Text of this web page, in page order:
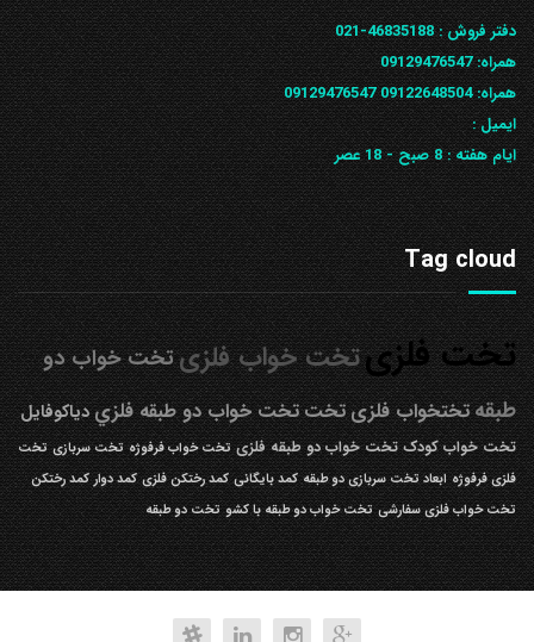
دفتر فروش :46835188-021
همراه:09129476547
همراه: 09122648504
09129476547
ایمیل :
ایام هفته :8 صبح - 18 عصر
Tag cloud
تخت فلزیتخت خواب فلزیتخت خواب دو
طبقه تختخواب فلزیتختتخت خواب دو طبقه فلزيدیاکوفایل
تخت خواب کودک تخت خواب دو طبقه فلزی تخت خواب فرفوژه تخت سربازی تخت
فلزی فرفوژه ابعاد تخت سربازی دو طبقه کمد بایگانی کمد رختکن فلزی کمد دوار کمد رختکن
تخت خواب فلزی سفارشی تخت خواب دو طبقه با کشو تخت دو طبقه